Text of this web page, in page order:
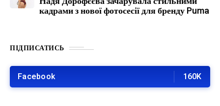
кадрами з нової фотосесії для бренду Puma
ПІДПИСАТИСЬ
Facebook 160K